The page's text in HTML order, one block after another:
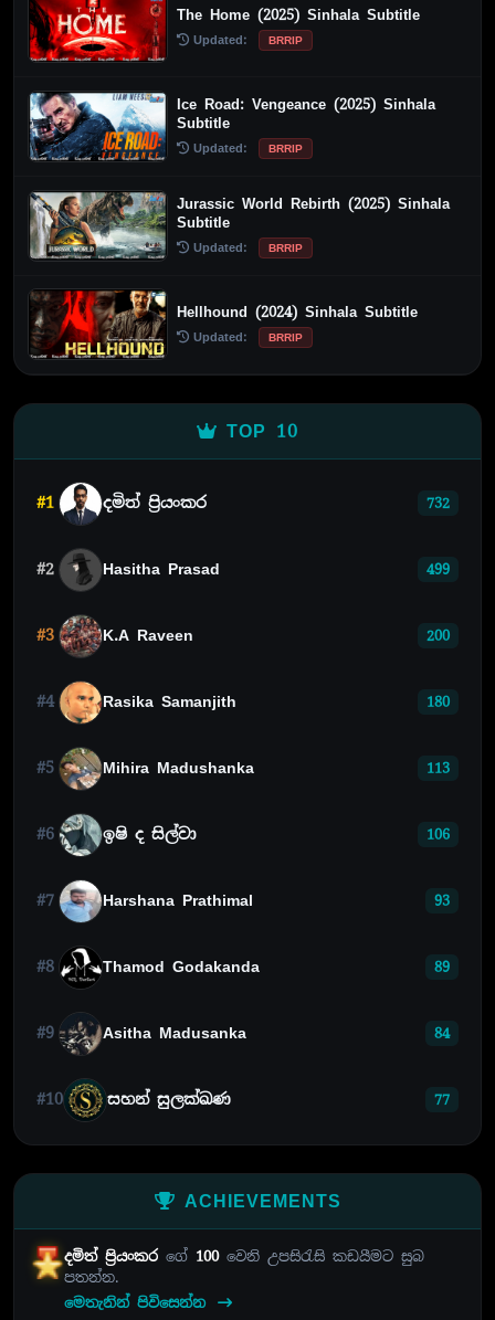
The Home (2025) Sinhala Subtitle
Updated: BRRIP
Ice Road: Vengeance (2025) Sinhala
Subtitle
Updated: BRRIP
Jurassic World Rebirth (2025) Sinhala
Subtitle
Updated: BRRIP
Hellhound (2024) Sinhala Subtitle
Updated: BRRIP
TOP 10
#1 දමිත් ප්‍රියංකර 732
#2 Hasitha Prasad 499
#3 K.A Raveen 200
#4 Rasika Samanjith 180
#5 Mihira Madushanka 113
#6 ඉෂි ද සිල්වා 106
#7 Harshana Prathimal 93
#8 Thamod Godakanda 89
#9 Asitha Madusanka 84
#10 සහන් සුලක්ඛණ 77
ACHIEVEMENTS
දමිත් ප්‍රියංකරගේ 100වෙනි උපසිරැසි කඩයීමට සුබ
පතන්න.
මෙතැනින් පිවිසෙන්න